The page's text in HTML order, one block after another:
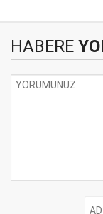
HABERE